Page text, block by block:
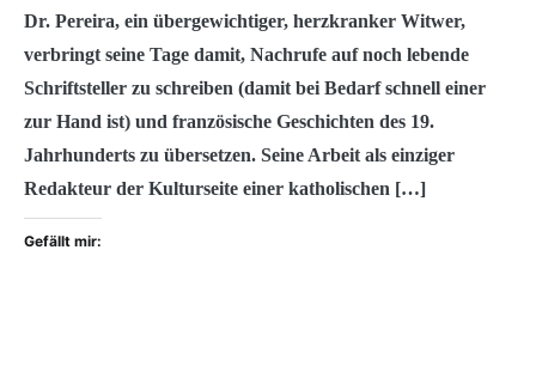
Dr. Pereira, ein übergewichtiger, herzkranker Witwer,
verbringt seine Tage damit, Nachrufe auf noch lebende
Schriftsteller zu schreiben (damit bei Bedarf schnell einer
zur Hand ist) und französische Geschichten des 19.
Jahrhunderts zu übersetzen. Seine Arbeit als einziger
Redakteur der Kulturseite einer katholischen […]
Gefällt mir: